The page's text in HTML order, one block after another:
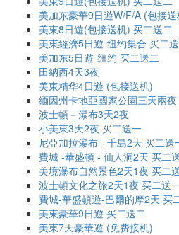
美加东豪華9日遊W/F/A (包接
美東8日遊(包接送机) 买二送二
美東經濟5日遊-纽约集合 买二
美加东5日遊-纽约 买二送二
田納西4天3夜
美東精华4日遊 (包接送机)
緬因州卡地亞國家公園三天兩
波士頓－瀑布3天2夜
小美東3天2夜 买二送一
尼亞加拉瀑布 - 千島2天 买二送
費城 -華盛頓 - 仙人洞2天 买二
美境瀑布自然景色2天1夜 买二
波士頓文化之旅2天1夜 买二送
費城-華盛頓遊-巴爾的摩2天 买
美東豪華9日遊 买二送二
美東7天豪華遊 (免费接机)